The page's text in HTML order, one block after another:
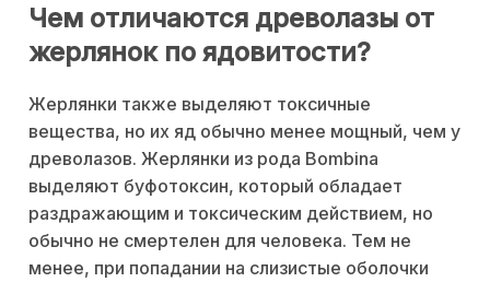
Чем отличаются древолазы от
жерлянок по ядовитости?
Жерлянки также выделяют токсичные
вещества, но их яд обычно менее мощный, чем у
древолазов. Жерлянки из рода Bombina
выделяют буфотоксин, который обладает
раздражающим и токсическим действием, но
обычно не смертелен для человека. Тем не
менее, при попадании на слизистые оболочки